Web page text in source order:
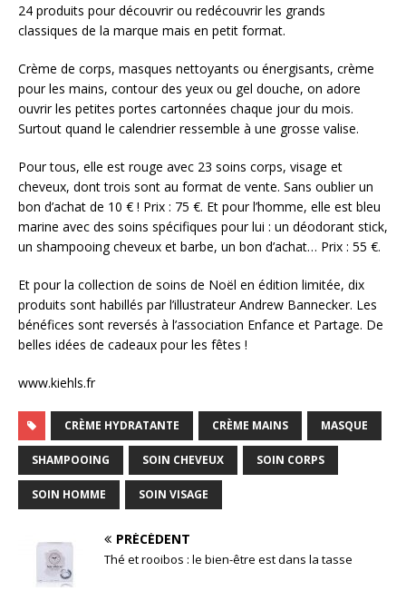
24 produits pour découvrir ou redécouvrir les grands
classiques de la marque mais en petit format.
Crème de corps, masques nettoyants ou énergisants, crème
pour les mains, contour des yeux ou gel douche, on adore
ouvrir les petites portes cartonnées chaque jour du mois.
Surtout quand le calendrier ressemble à une grosse valise.
Pour tous, elle est rouge avec 23 soins corps, visage et
cheveux, dont trois sont au format de vente. Sans oublier un
bon d’achat de 10 € ! Prix : 75 €. Et pour l’homme, elle est bleu
marine avec des soins spécifiques pour lui : un déodorant stick,
un shampooing cheveux et barbe, un bon d’achat… Prix : 55 €.
Et pour la collection de soins de Noël en édition limitée, dix
produits sont habillés par l’illustrateur Andrew Bannecker. Les
bénéfices sont reversés à l’association Enfance et Partage. De
belles idées de cadeaux pour les fêtes !
www.kiehls.fr
CRÈME HYDRATANTE CRÈME MAINS MASQUE
SHAMPOOING SOIN CHEVEUX SOIN CORPS
SOIN HOMME SOIN VISAGE
PRÉCÉDENT
Thé et rooibos : le bien-être est dans la tasse